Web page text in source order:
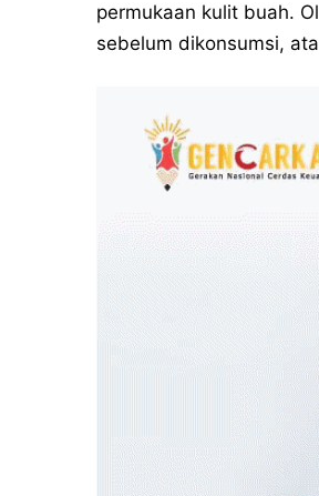
permukaan kulit buah.
sebelum dikonsumsi,